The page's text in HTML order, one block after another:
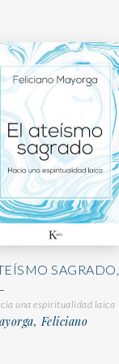
SAGRADO,
una espiritualidad laica
Feliciano